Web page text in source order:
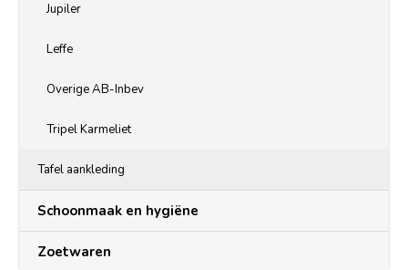
Jupiler
Leffe
Overige AB-Inbev
Tripel Karmeliet
Tafel aankleding
Schoonmaak en hygiëne
Zoetwaren